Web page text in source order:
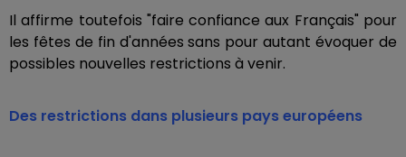
Il affirme toutefois "faire confiance aux Français" pour
les fêtes de fin d'années sans pour autant évoquer de
possibles nouvelles restrictions à venir.
Des restrictions dans plusieurs pays européens